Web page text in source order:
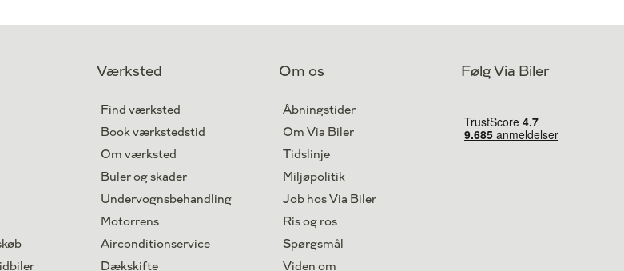
Hybrid
Lokation
Drivmiddel
Hybrid
Værksted
Find værksted
Book værkstedstid
Om værksted
Buler og skader
Undervognsbehandling
Motorrens
Airconditionservice
Dækskifte
Om os
Åbningstider
Om Via Biler
Tidslinje
Miljøpolitik
Job hos Via Biler
Ris og ros
Spørgsmål
Viden om
Følg Via Biler